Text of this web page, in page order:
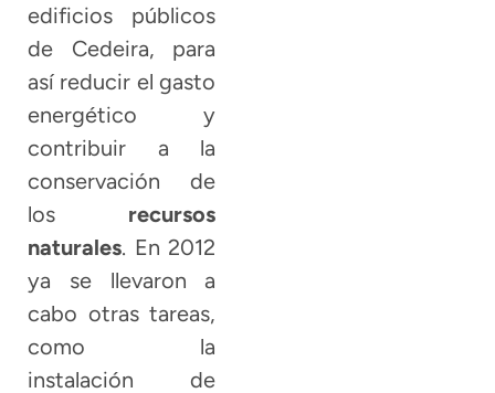
edificios públicos
de Cedeira, para
así reducir el gasto
energético y
contribuir a la
conservación de
los recursos
naturales. En 2012
ya se llevaron a
cabo otras tareas,
como la
instalación de